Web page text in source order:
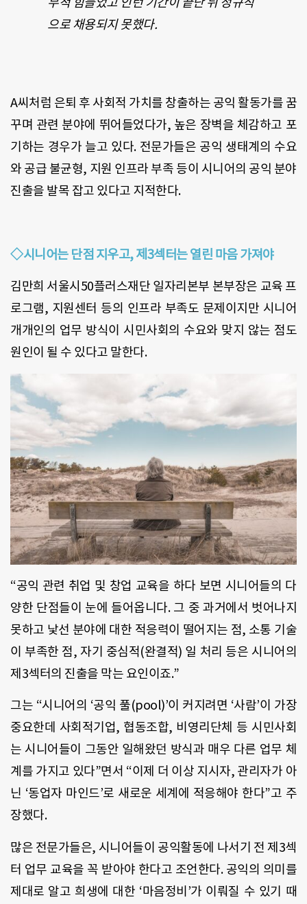
으로 채용되지 못했다.
A씨처럼 은퇴 후 사회적 가치를 창출하는 공익 활동가를 꿈
꾸며 관련 분야에 뛰어들었다가, 높은 장벽을 체감하고 포
기하는 경우가 늘고 있다. 전문가들은 공익 생태계의 수요
와 공급 불균형, 지원 인프라 부족 등이 시니어의 공익 분야
진출을 발목 잡고 있다고 지적한다.
◇시니어는 단점 지우고, 제3섹터는 열린 마음 가져야
김만희 서울시50플러스재단 일자리본부 본부장은 교육 프
로그램, 지원센터 등의 인프라 부족도 문제이지만 시니어
개개인의 업무 방식이 시민사회의 수요와 맞지 않는 점도
원인이 될 수 있다고 말한다.
“공익 관련 취업 및 창업 교육을 하다 보면 시니어들의 다
양한 단점들이 눈에 들어옵니다. 그 중 과거에서 벗어나지
못하고 낯선 분야에 대한 적응력이 떨어지는 점, 소통 기술
이 부족한 점, 자기 중심적(완결적) 일 처리 등은 시니어의
제3섹터의 진출을 막는 요인이죠.”
그는 “시니어의 ‘공익 풀(pool)’이 커지려면 ‘사람’이 가장
중요한데 사회적기업, 협동조합, 비영리단체 등 시민사회
는 시니어들이 그동안 일해왔던 방식과 매우 다른 업무 체
계를 가지고 있다”면서 “이제 더 이상 지시자, 관리자가 아
닌 ‘동업자 마인드’로 새로운 세계에 적응해야 한다”고 주
장했다.
많은 전문가들은, 시니어들이 공익활동에 나서기 전 제3섹
터 업무 교육을 꼭 받아야 한다고 조언한다. 공익의 의미를
제대로 알고 희생에 대한 ‘마음정비’가 이뤄질 수 있기 때